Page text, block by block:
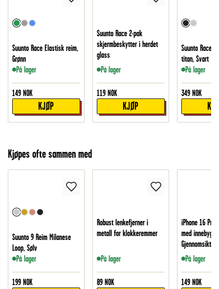
Suunto Race Elastisk reim,
Grønn
På lager
149 NOK
KJØP
Suunto Race 2-pak
skjermbeskytter i herdet
glass
På lager
119 NOK
KJØP
Suunto Race
titan, Svart
På lager
349 NOK
Kjøpes ofte sammen med
Suunto 9 Reim Milanese
Loop, Sølv
På lager
199 NOK
Robust lenkefjerner i
metall for klokkeremmer
På lager
89 NOK
iPhone 16 Pro
med innebygd
Gjennomsiktig
På lager
149 NOK